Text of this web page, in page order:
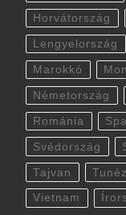
Horvátország
Lengyelország
Marokkó
Németország
Románia
Svédország
Tajvan
Vietnam